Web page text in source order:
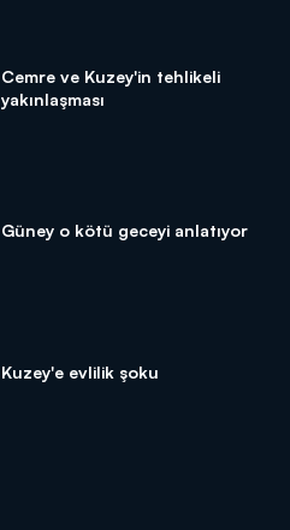
Cemre ve Kuzey'in tehlikeli
yakınlaşması
Güney o kötü geceyi anlatıyor
Kuzey'e evlilik şoku